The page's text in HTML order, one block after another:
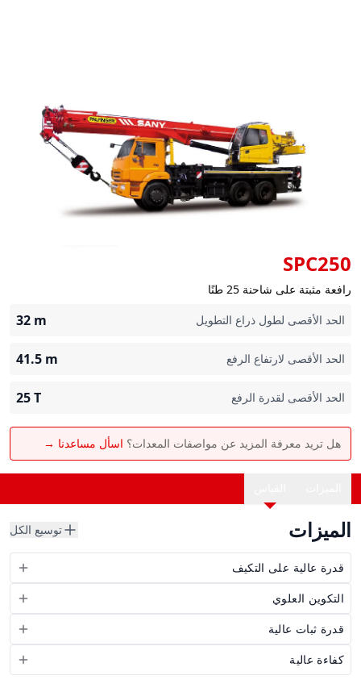
SPC250
رافعة مثبتة على شاحنة 25 طنًا
الحد الأقصى لطول ذراع التطويل
32 m
الحد الأقصى لارتفاع الرفع 41.5 m
الحد الأقصى لقدرة الرفع 25T
هل تريد معرفة المزيد عن مواصفات المعدات؟ اسأل مساعدنا →
الميزات توسيع الكل
قدرة عالية على التكيف
التكوين العلوي
قدرة ثبات عالية
كفاءة عالية